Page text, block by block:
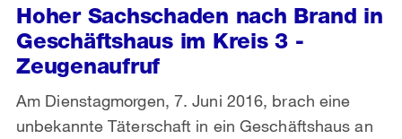
Hoher Sachschaden nach Brand in
Geschäftshaus im Kreis 3 -
Zeugenaufruf
Am Dienstagmorgen, 7. Juni 2016, brach eine
unbekannte Täterschaft in ein Geschäftshaus an